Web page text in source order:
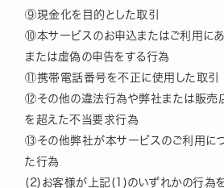
⑨現金化を目的とした取引
⑩本サービスのお申込またはご利用にあ
または虚偽の申告をする行為
⑪携帯電話番号を不正に使用した取引
⑫その他の違法行為や弊社または販売
を超えた不当要求行為
⑬その他弊社が本サービスのご利用に
た行為
(2)お客様が上記(1)のいずれかの行為